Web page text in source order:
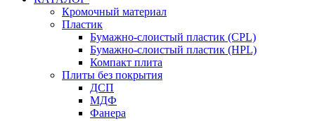
Кромочный материал
Пластик
Бумажно-слоистый пластик (CPL)
Бумажно-слоистый пластик (HPL)
Компакт плита
Плиты без покрытия
ДСП
МДФ
Фанера